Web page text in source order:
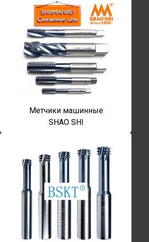
Метчики машинные
SHAO SHI